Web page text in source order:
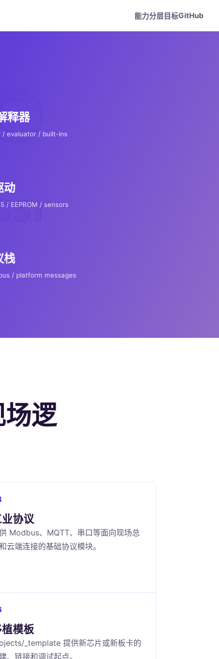
能力分层 目标GitHub
释器
/ evaluator / built-ins
动
/ EEPROM / sensors
栈
/ platform messages
逻
协议
Modbus、MQTT、串口等面向现场总
云端连接的基础协议模块。
模板
_template 提供新芯片或新板卡的
、链接和调试起点。